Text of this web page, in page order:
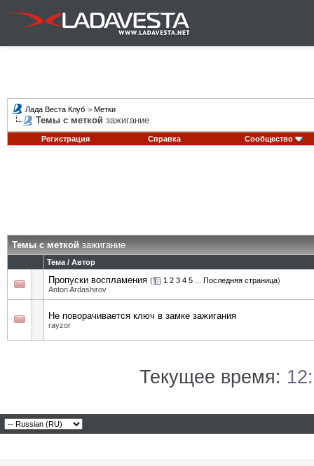
Лада Веста Клуб > Метки
Темы с меткой зажигание
Регистрация Справка Сообщество
Темы с меткойзажигание
Тема / Автор
Пропуски воспламения ( 1 2 3 4 5 Последняя страница)
Anton Ardashirov
Не поворачивается ключ в замке зажигания
rayzor
Текущее время: